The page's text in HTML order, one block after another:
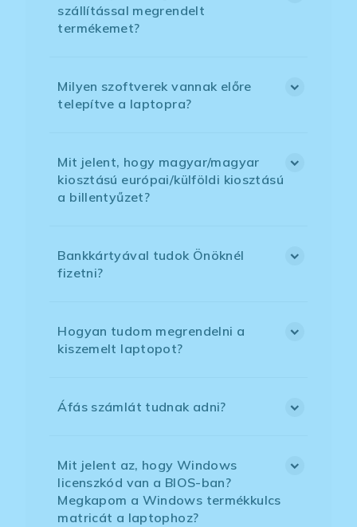
szállítással megrendelt
termékemet?
Milyen szoftverek vannak előre
telepítve a laptopra?
Mit jelent, hogy magyar/magyar
kiosztású európai/külföldi kiosztású
a billentyűzet?
Bankkártyával tudok Önöknél
fizetni?
Hogyan tudom megrendelni a
kiszemelt laptopot?
Áfás számlát tudnak adni?
Mit jelent az, hogy Windows
licenszkód van a BIOS-ban?
Megkapom a Windows termékkulcs
matricát a laptophoz?